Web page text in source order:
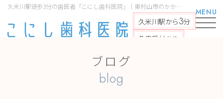
久米川駅徒歩3分の歯医者「こにし歯科医院」｜東村山市のかかりつけ医｜ドーピング違反でも出場可能
久米川駅から3分
急患受付あり
MENU
ブログ
blog